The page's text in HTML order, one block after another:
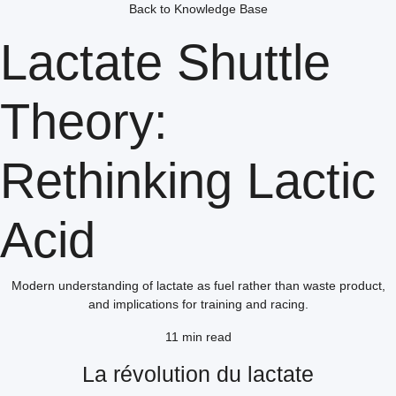
Back to Knowledge Base
Lactate Shuttle
Theory:
Rethinking Lactic
Acid
Modern understanding of lactate as fuel rather than waste product,
and implications for training and racing.
11 min read
La révolution du lactate